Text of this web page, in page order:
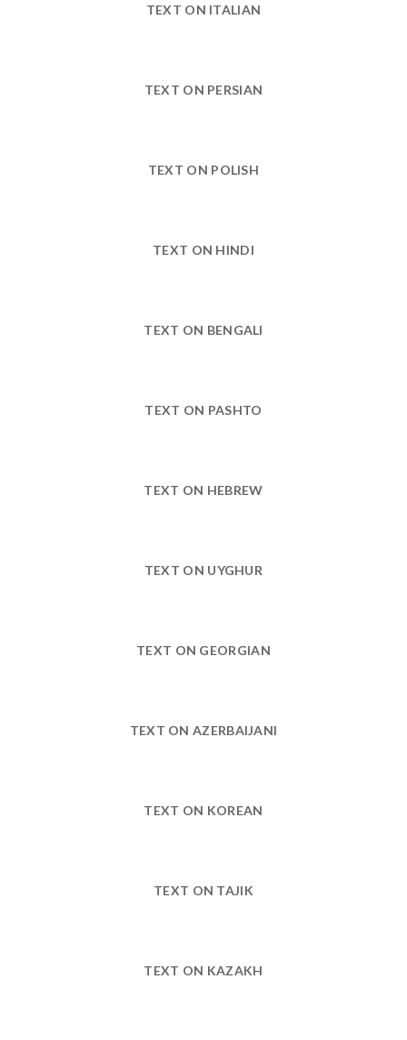
TEXT ON ITALIAN
TEXT ON PERSIAN
TEXT ON POLISH
TEXT ON HINDI
TEXT ON BENGALI
TEXT ON PASHTO
TEXT ON HEBREW
TEXT ON UYGHUR
TEXT ON GEORGIAN
TEXT ON AZERBAIJANI
TEXT ON KOREAN
TEXT ON TAJIK
TEXT ON KAZAKH